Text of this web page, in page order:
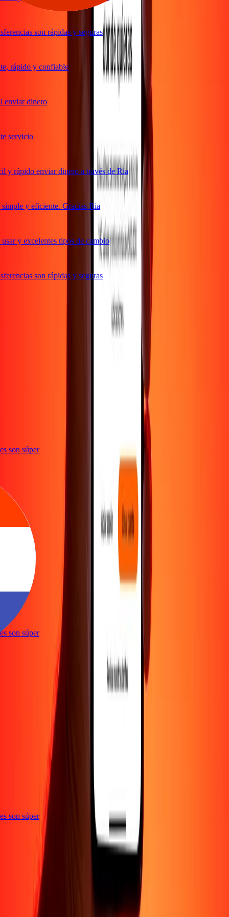
son rápidas y seguras
rápido y confiable
dinero
servicio
rápido enviar dinero a través de Ria
y eficiente. Gracias Ria
y excelentes tipos de cambio
son rápidas y seguras
son súper
son súper
son súper
Blog Corporativo